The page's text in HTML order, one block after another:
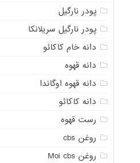
پودر نارگیل
پودر نارگیل سریلانکا
دانه خام کاکائو
دانه قهوه
دانه قهوه اوگاندا
دانه کاکائو
رست قهوه
روغن cbs
روغن Moi cbs